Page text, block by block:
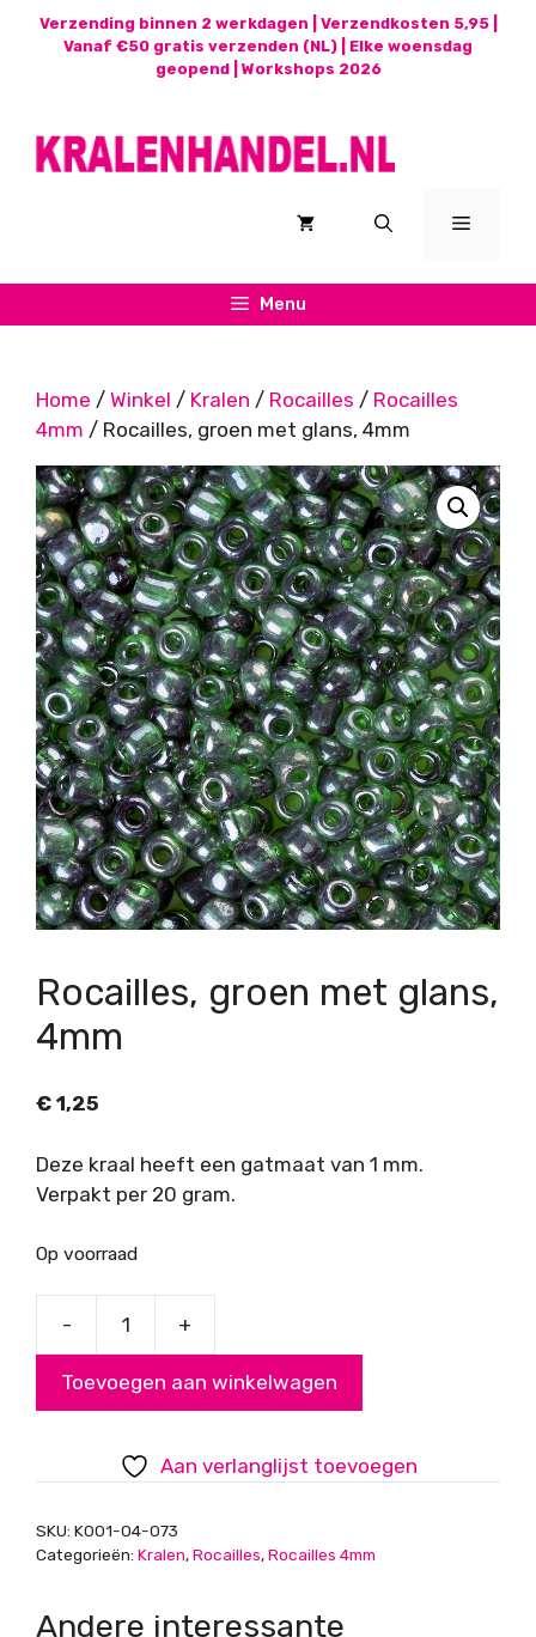
Verzending binnen 2 werkdagen | Verzendkosten 5,95 |
Vanaf €50 gratis verzenden (NL) | Elke woensdag
geopend | Workshops 2026
Menu
Menu
Home / Winkel / Kralen / Rocailles / Rocailles
4mm / Rocailles, groen met glans, 4mm
Rocailles, groen met glans,
4mm
€ 1,25
Deze kraal heeft een gatmaat van 1 mm.
Verpakt per 20 gram.
Op voorraad
-
met
4mm
aantal
+
Toevoegen aan winkelwagen
Aan verlanglijst toevoegen
SKU: K001-04-073
Categorieën: Kralen,Rocailles,Rocailles 4mm
Andere interessante